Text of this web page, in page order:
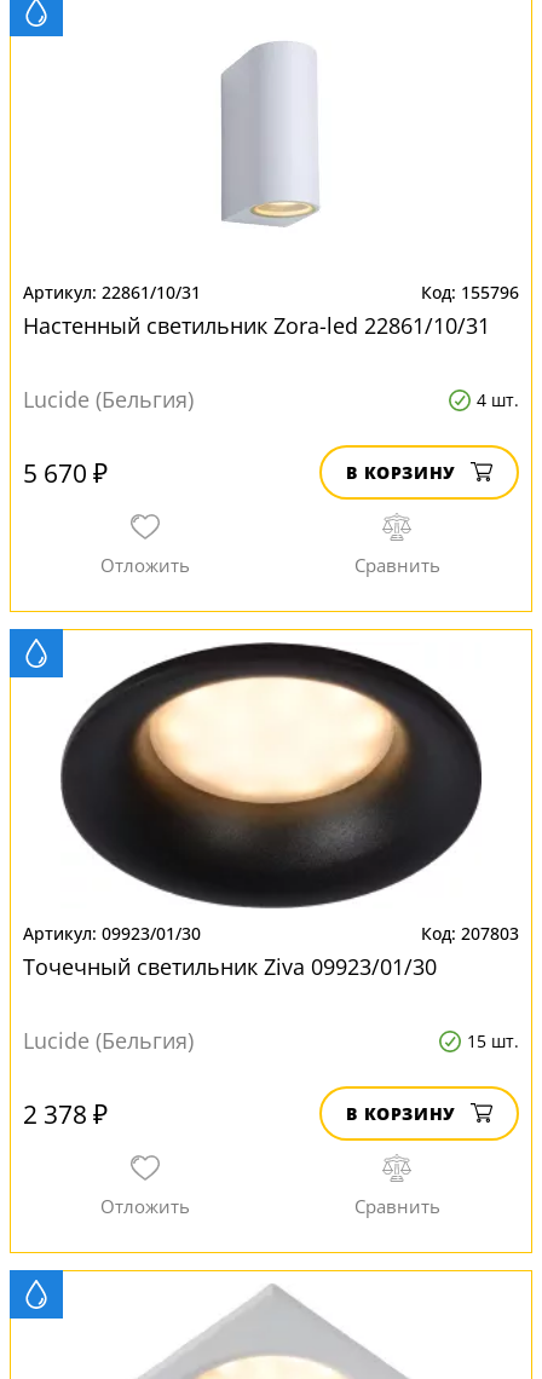
22861/10/31 155796
Настенный светильник Zora-led 22861/10/31
Lucide (Бельгия) 4 шт.
5 670 ₽ В КОРЗИНУ
09923/01/30 207803
Точечный светильник Ziva 09923/01/30
Lucide (Бельгия) 15 шт.
2 378 ₽ В КОРЗИНУ